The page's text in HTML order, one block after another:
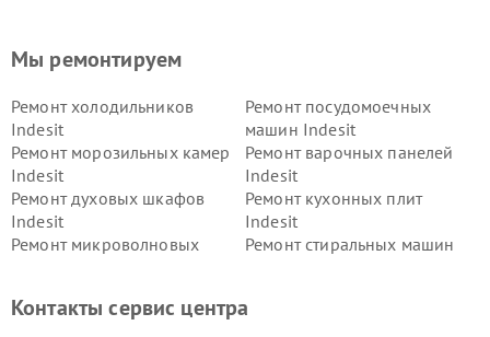
Мы ремонтируем
Ремонт холодильников
Indesit
Ремонт посудомоечных
машин Indesit
Ремонт морозильных камер
Indesit
Ремонт варочных панелей
Indesit
Ремонт духовых шкафов
Indesit
Ремонт кухонных плит
Indesit
Ремонт микроволновых
Ремонт стиральных машин
Indesit
Indesit
Контакты сервис центра